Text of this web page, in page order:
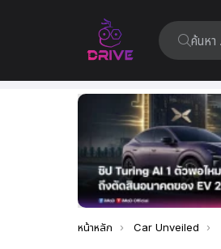
ค้นหา:
เรื่อง
ล่าสุด
คุณอยู่ที่นี่:
หน้าหลัก Car Unveiled